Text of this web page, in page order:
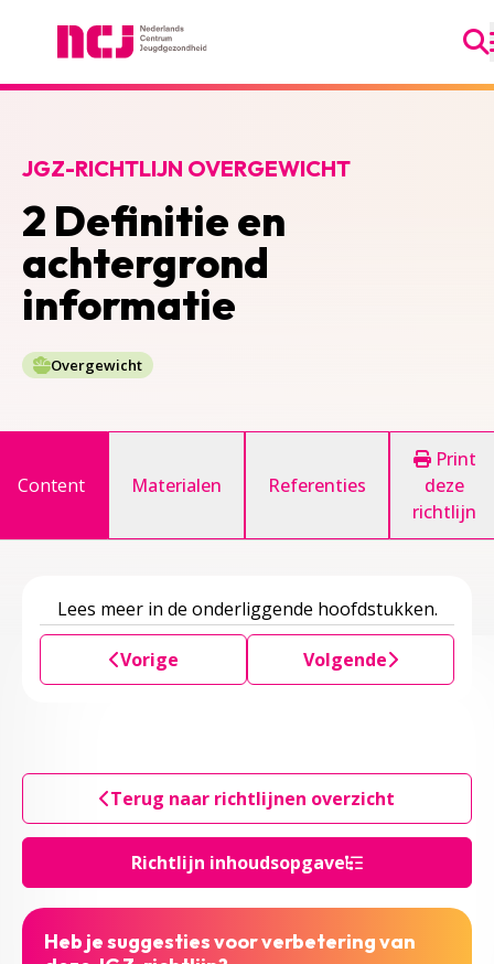
2 Definitie en
achtergrond
informatie
JGZ-RICHTLIJN OVERGEWICHT
Overgewicht
Richtlijn inhoudsopgave
Content Materialen Referenties
Print
deze
richtlijn
Lees meer in de onderliggende hoofdstukken.
Vorige Volgende
Terug naar richtlijnen overzicht
Heb je suggesties voor verbetering van